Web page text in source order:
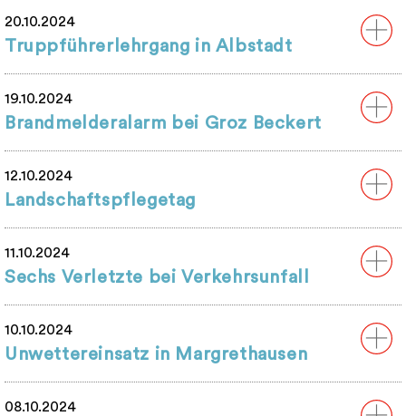
20.10.2024
Truppführerlehrgang in Albstadt
19.10.2024
Brandmelderalarm bei Groz Beckert
12.10.2024
Landschaftspflegetag
11.10.2024
Sechs Verletzte bei Verkehrsunfall
10.10.2024
Unwettereinsatz in Margrethausen
08.10.2024